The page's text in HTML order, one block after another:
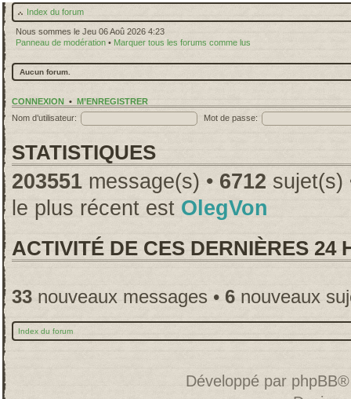
Index du forum
Nous sommes le Jeu 06 Aoû 2026 4:23
Panneau de modération • Marquer tous les forums comme lus
Aucun forum.
CONNEXION • M’ENREGISTRER
Nom d’utilisateur:
Mot de passe:
STATISTIQUES
203551 message(s) • 6712 sujet(s)
le plus récent est OlegVon
ACTIVITÉ DE CES DERNIÈRES 24
33 nouveaux messages • 6 nouveaux
Index du forum
Développé par phpBB®